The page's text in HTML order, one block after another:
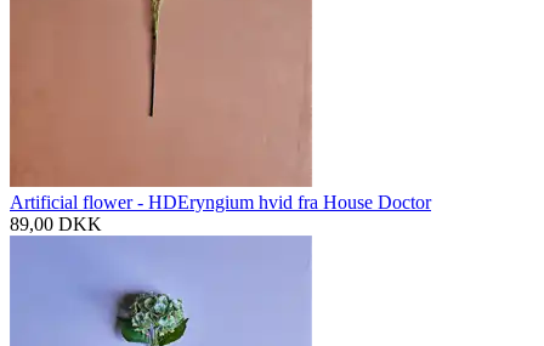
Artificial flower - HDEryngium hvid fra House Doctor
89,00 DKK